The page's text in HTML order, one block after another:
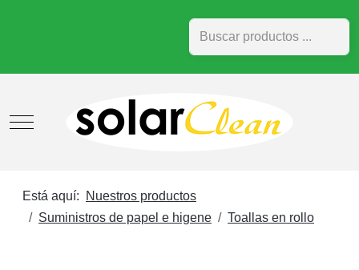
Buscar
Mobile Menu Toggle
Está aquí:
Nuestros productos
Suministros de papel e higene
Toallas en rollo